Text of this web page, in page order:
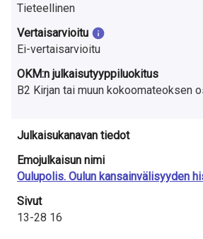
o
m
e
s
s
a
Tieteellinen
Vertaisarvioitu
Ei-vertaisarvioitu
OKM:n julkaisutyyppiluokitus
B2 Kirjan tai muun kokoomateoksen
Julkaisukanavan tiedot
Emojulkaisun nimi
Oulupolis. Oulun kansainvälisyyden
Sivut
13-28 16